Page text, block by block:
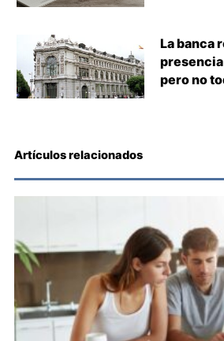
La banca
pero no
Artículos relacionados